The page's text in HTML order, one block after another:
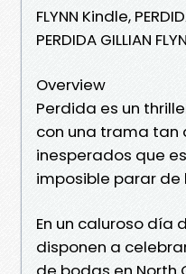
FLYNN Kindle,
PERDIDA GILLIAN
Overview
Perdida es un
con una trama tan
inesperados que
imposible parar de
En un caluroso día
disponen a